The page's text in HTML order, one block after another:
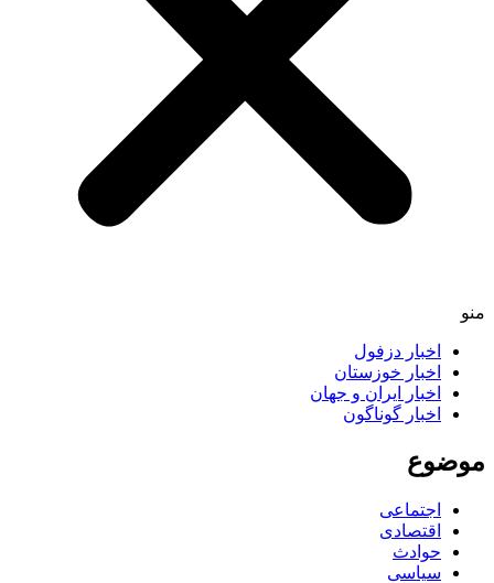
منو
اخبار دزفول
اخبار خوزستان
اخبار ایران و جهان
اخبار گوناگون
موضوع
اجتماعی
اقتصادی
حوادث
سیاسی